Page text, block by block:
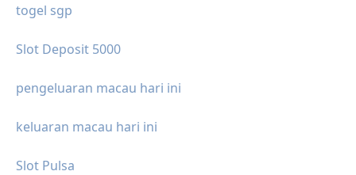
togel sgp
Slot Deposit 5000
pengeluaran macau hari ini
keluaran macau hari ini
Slot Pulsa